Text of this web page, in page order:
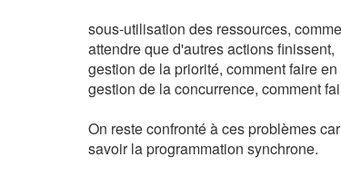
sous-utilisation des ressources,
attendre que d'autres actions finissent,
gestion de la priorité, comment faire
gestion de la concurrence, comment
On reste confronté à ces problèmes
savoir la programmation synchrone.